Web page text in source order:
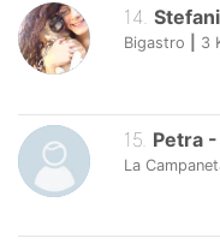
14. Stefani
Bigastro 3
15 Petra -
La